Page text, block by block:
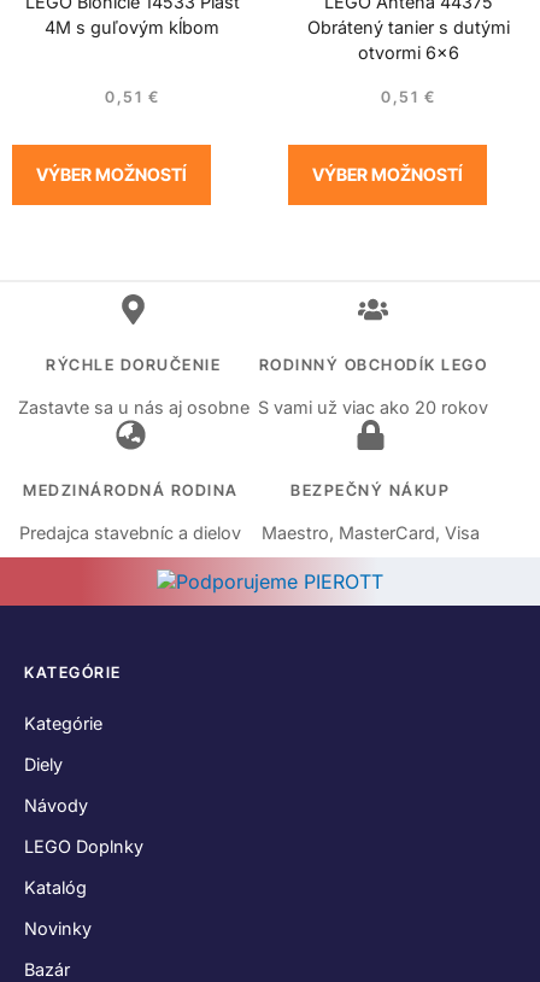
4M s guľovým kĺbom
0,51 €
VÝBER MOŽNOSTÍ
Obrátený tanier s dutými
otvormi 6×6
0,51 €
VÝBER MOŽNOSTÍ
RÝCHLE DORUČENIE
Zastavte sa u nás aj osobne
RODINNÝ OBCHODÍK LEGO
S vami už viac ako 20 rokov
MEDZINÁRODNÁ RODINA
Predajca stavebníc a dielov
BEZPEČNÝ NÁKUP
Maestro, MasterCard, Visa
KATEGÓRIE
Kategórie
Diely
Návody
LEGO Doplnky
Katalóg
Novinky
Bazár